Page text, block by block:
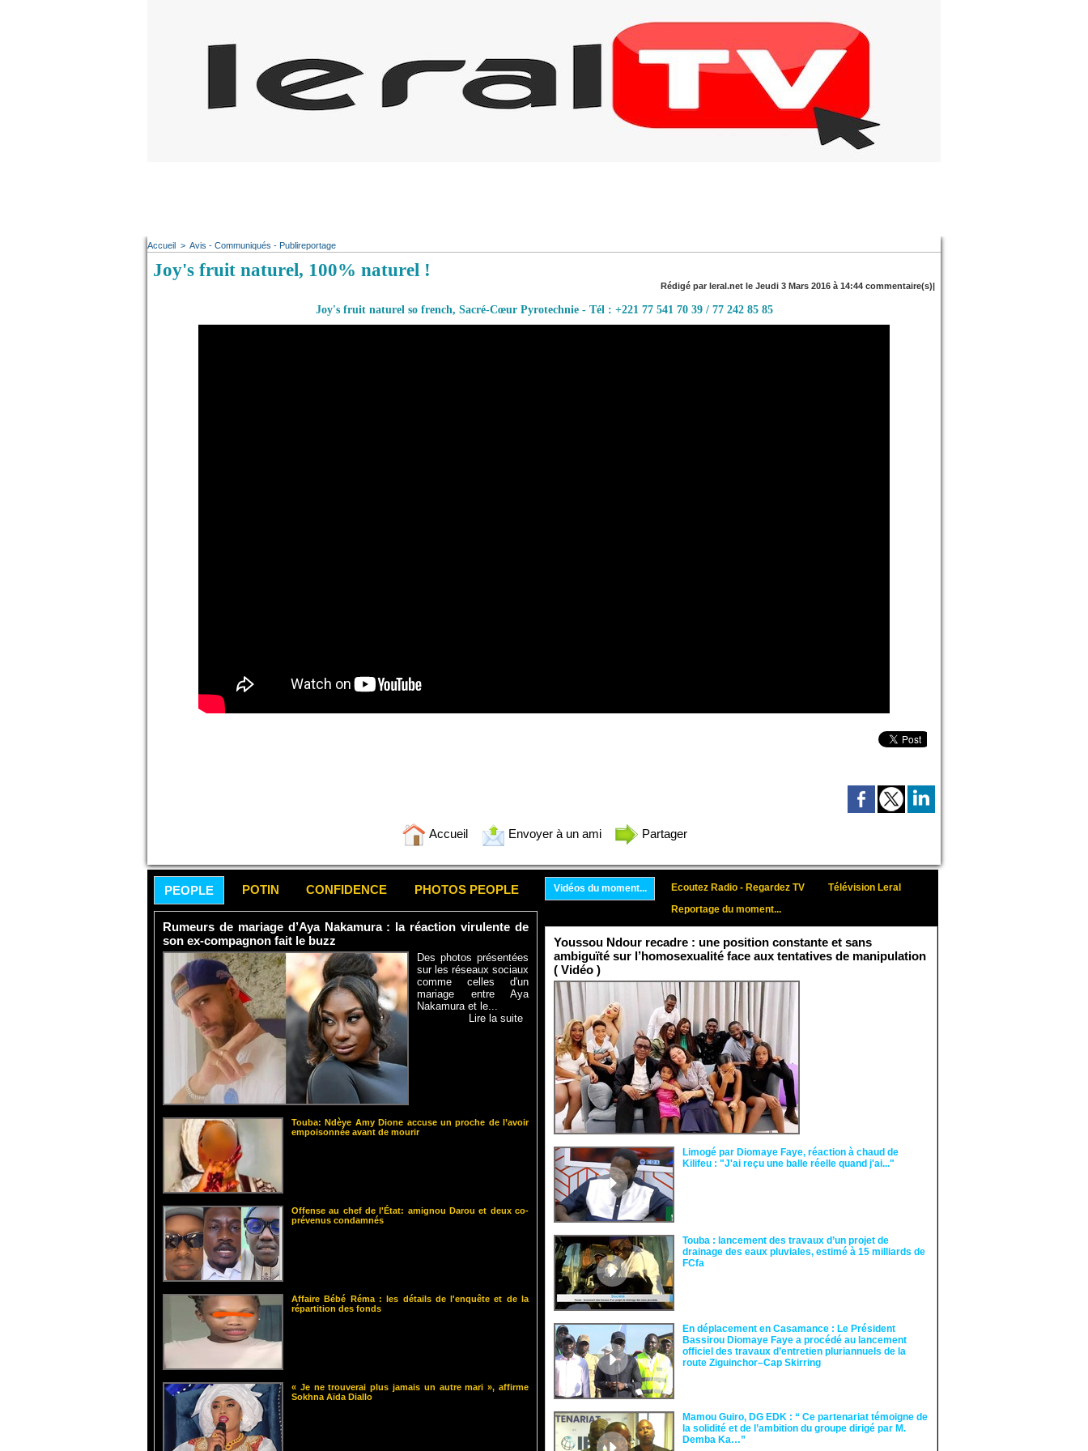
Accueil > Avis - Communiqués - Publireportage
Joy's fruit naturel, 100% naturel !
Rédigé par leral.net le Jeudi 3 Mars 2016 à 14:44 commentaire(s)|
Joy's fruit naturel so french, Sacré-Cœur Pyrotechnie - Tél : +221 77 541 70 39 / 77 242 85 85
Accueil Envoyer à un ami Partager
PEOPLE POTIN CONFIDENCE PHOTOS PEOPLE
Rumeurs de mariage d’Aya Nakamura : la réaction virulente de
son ex-compagnon fait le buzz
Des photos présentées
sur les réseaux sociaux
comme celles d'un
mariage entre Aya
Nakamura et le...
Lire la suite
Touba: Ndèye Amy Dione accuse un proche de l’avoir
empoisonnée avant de mourir
Offense au chef de l'État: amignou Darou et deux co-
prévenus condamnés
Affaire Bébé Réma : les détails de l'enquête et de la
répartition des fonds
« Je ne trouverai plus jamais un autre mari », affirme
Sokhna Aïda Diallo
Vidéos du moment... Ecoutez Radio - Regardez TV
Télévision Leral
Reportage du moment...
Youssou Ndour recadre : une position constante et sans
ambiguïté sur l’homosexualité face aux tentatives de manipulation
( Vidéo )
Limogé par Diomaye Faye, réaction à chaud de
Kilifeu : "J'ai reçu une balle réelle quand j'ai..."
Touba : lancement des travaux d’un projet de
drainage des eaux pluviales, estimé à 15 milliards de
FCfa ‎
En déplacement en Casamance : Le Président
Bassirou Diomaye Faye a procédé au lancement
officiel des travaux d’entretien pluriannuels de la
route Ziguinchor–Cap Skirring
Mamou Guiro, DG EDK : “ Ce partenariat témoigne de
la solidité et de l’ambition du groupe dirigé par M.
Demba Ka…”